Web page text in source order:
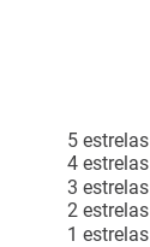
5 estrelas
4 estrelas
3 estrelas
2 estrelas
1 estrelas